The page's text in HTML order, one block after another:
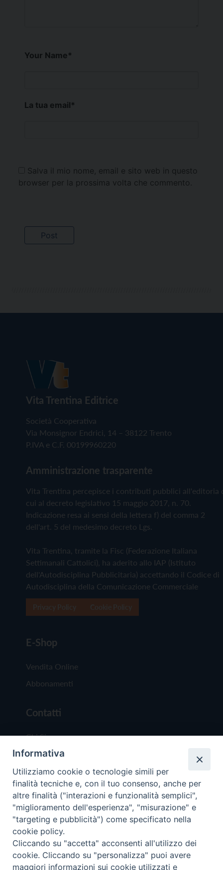
Your Name*
La tua email*
Salva il mio nome, email e sito web in questo
browser per la prossima volta che commento.
Vita Trentina Editrice
Società Cooperativa
Via Monsignor Endrici, 14 – 38122 Trento
P.IVA e C.F. 00199960220
Amministrazione trasparente
Vita Trentina percepisce i contributi pubblici all'editoria
cui al decreto legislativo 15 maggio 2017, n. 70.
Indicazione resa ai sensi della lettera f) del comma 2
dell'art. 5 del medesimo decreto Lgs.
Vita Trentina, tramite la Fisc (Federazione Italiana
Settimanali Cattolici), ha aderito allo IAP (Istituto
dell'Autodisciplina Pubblicitaria) accettando il Codice di
Autodisciplina della Comunicazione Commerciale
E-Shop
Vendita Online
Abbonamenti
Contatti
Chi Siamo
Redazione
Scrivici
Copyright © 2019 - Tutti i diritti riservati - Vita
Trentina Editrice
Informativa
Utilizziamo cookie o tecnologie simili per
finalità tecniche e, con il tuo consenso, anche per
altre finalità ("interazioni e funzionalità semplici",
"miglioramento dell'esperienza", "misurazione" e
"targeting e pubblicità") come specificato nella
cookie policy.
Cliccando su "accetta" acconsenti all'utilizzo dei
cookie. Cliccando su "personalizza" puoi avere
maggiori informazioni sui cookie utilizzati e